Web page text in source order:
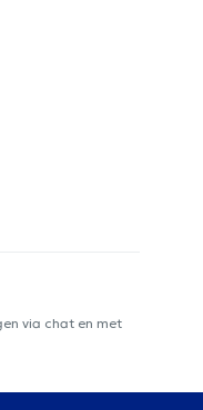
via chat en met